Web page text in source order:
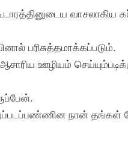
வாசலாகிய
பரிசுத்தமாக்கப்படும்.
ஊழியம்
நான்